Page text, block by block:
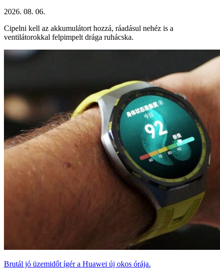
2026. 08. 06.
Cipelni kell az akkumulátort hozzá, ráadásul nehéz is a
ventilátorokkal felpimpelt drága ruhácska.
Brutál jó üzemidőt ígér a Huawei új okos órája.